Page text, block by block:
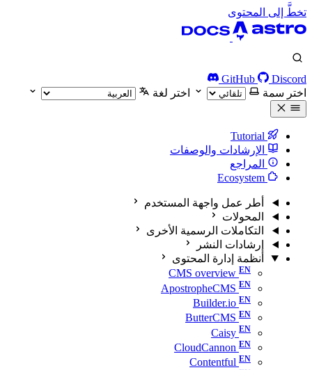
تخطَّ إلى المحتوى
GitHub
Discord
اختر سمة
اختر لغة
الإرشادات والوصفات
المراجع
أطر عمل واجهة المستخدم
المحولات
التكاملات الرسمية الأخرى
إرشادات النشر
أنظمة إدارة المحتوى
CMS overview
ApostropheCMS
Builder.io
ButterCMS
Caisy
CloudCannon
Contentful